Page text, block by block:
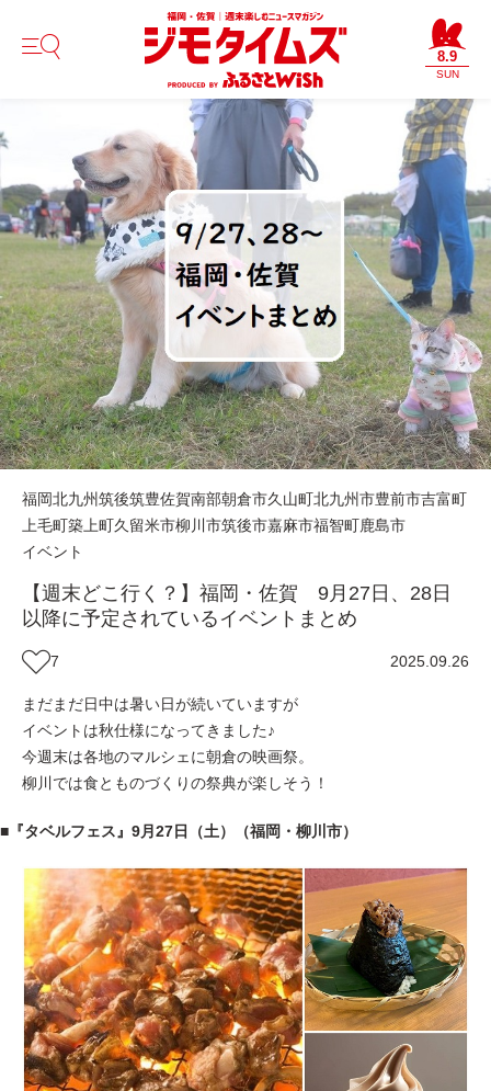
8.9
SUN
福岡北九州筑後筑豊佐賀南部朝倉市久山町北九州市豊前市吉富町
上毛町築上町久留米市柳川市筑後市嘉麻市福智町鹿島市
イベント
【週末どこ行く？】福岡・佐賀 9月27日、28日
以降に予定されているイベントまとめ
7 2025.09.26
まだまだ日中は暑い日が続いていますが
イベントは秋仕様になってきました♪
今週末は各地のマルシェに朝倉の映画祭。
柳川では食とものづくりの祭典が楽しそう！
■『タベルフェス』 9月27日（土）（福岡・柳川市）